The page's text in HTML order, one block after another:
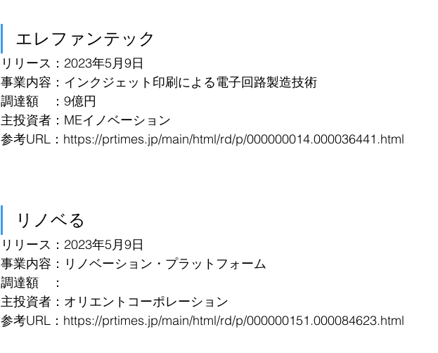
エレファンテック
リリース：2023年5月9日
事業内容：インクジェット印刷による電子回路製造技術
調達額　：9億円
主投資者：MEイノベーション
参考URL：https://prtimes.jp/main/html/rd/p/000000014.000036441.html
リノベる
リリース：2023年5月9日
事業内容：リノベーション・プラットフォーム
調達額　：
主投資者：オリエントコーポレーション
参考URL：https://prtimes.jp/main/html/rd/p/000000151.000084623.html